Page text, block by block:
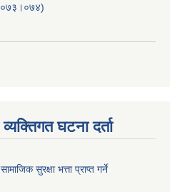
घटना दर्ता
सुरक्षा भत्ता प्राप्त गर्ने